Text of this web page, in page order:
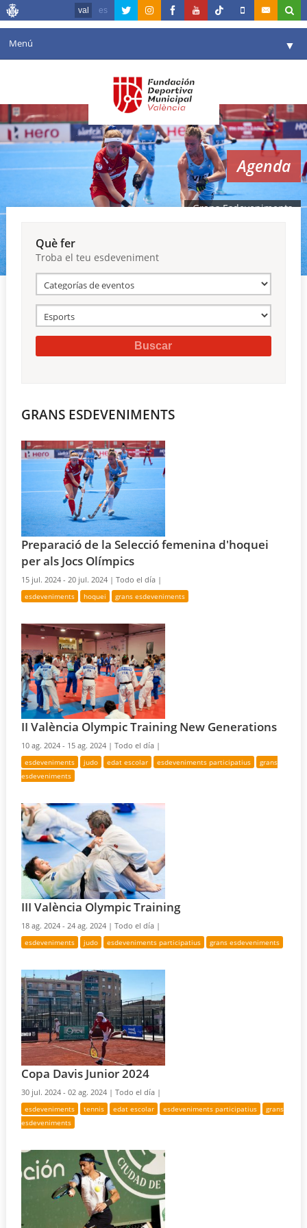
val es
Menú ▼
Agenda
Instal·lacions ▼
Comunicació ▼
▼
Reserves
Agenda
Grans Esdeveniments
Què fer
Troba el teu esdeveniment
GRANS ESDEVENIMENTS
Preparació de la Selecció femenina d'hoquei
per als Jocs Olímpics
15 jul. 2024 - 20 jul. 2024 |Todo el día |
esdeveniments hoquei grans esdeveniments
II València Olympic Training New Generations
10 ag. 2024 - 15 ag. 2024 |Todo el día |
esdeveniments judo edat escolar esdeveniments participatius
grans
esdeveniments
III València Olympic Training
18 ag. 2024 - 24 ag. 2024 |Todo el día |
esdeveniments judo esdeveniments participatius grans esdeveniments
Copa Davis Junior 2024
30 jul. 2024 - 02 ag. 2024 |Todo el día |
esdeveniments tennis edat escolar esdeveniments participatius
grans
esdeveniments